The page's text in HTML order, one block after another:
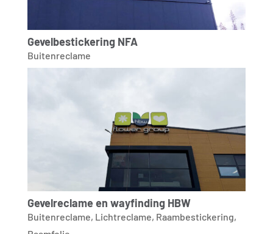
Gevelbestickering NFA
Buitenreclame
Gevelreclame en wayfinding HBW
Buitenreclame, Lichtreclame, Raambestickering,